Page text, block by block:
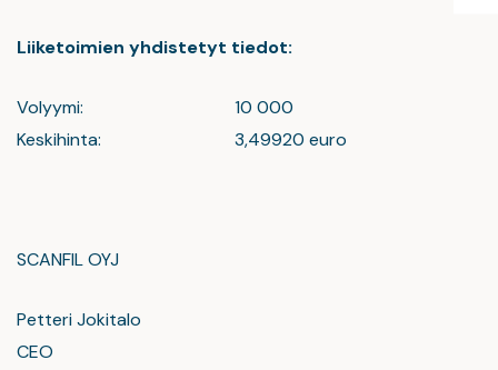
Liiketoimien yhdistetyt tiedot:
Volyymi: 10 000
Keskihinta: 3,49920 euro
SCANFIL OYJ
Petteri Jokitalo
CEO